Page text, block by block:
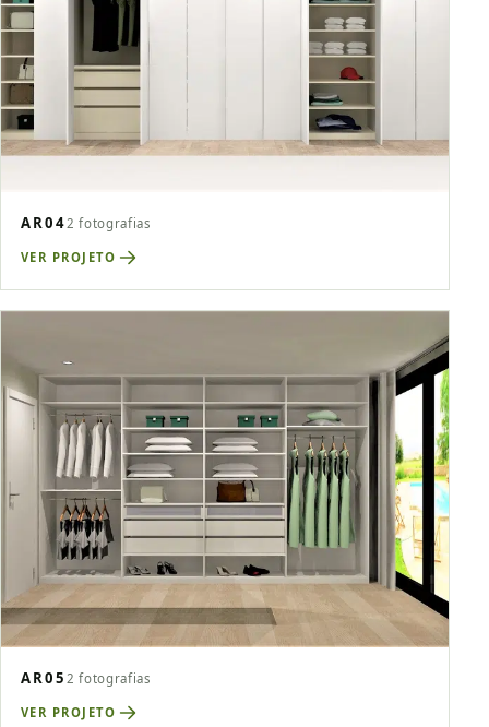
AR042 fotografias
VER PROJETO
AR05 2 fotografias
VER PROJETO